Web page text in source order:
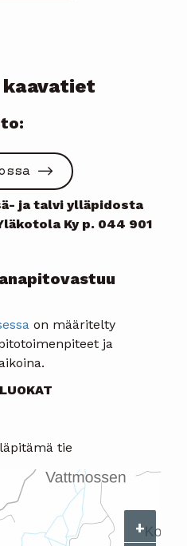
kaavatiet
ja talvi ylläpidosta
Ky p. 044 901
on määritelty
ja
tie